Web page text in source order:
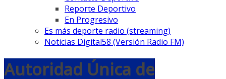
Reporte Deportivo
En Progresivo
Es más deporte radio (streaming)
Noticias Digital58 (Versión Radio FM)
Autoridad Única de